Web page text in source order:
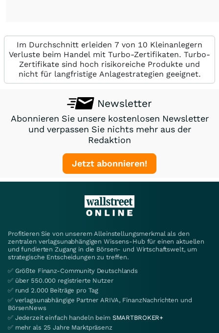
Im Durchschnitt erleiden 7 von 10 Kleinanlegern
Verluste beim Handel mit Turbo-Zertifikaten. Turbo-
Zertifikate sind hoch risikoreiche Produkte und
nicht für langfristige Anlagestrategien geeignet.
Newsletter
Abonnieren Sie unsere kostenlosen Newsletter
und verpassen Sie nichts mehr aus der
Redaktion
Jetzt abonnieren!
Profitieren Sie von unserem Alleinstellungsmerkmal als den
zentralen verlagsunabhängigen Wissens-Hub für einen aktuellen
und fundierten Zugang in die Börsen- und Wirtschaftswelt, um
strategische Entscheidungen zu treffen.
✅ Größte Finanz-Community Deutschlands
✅ über 550.000 registrierte Nutzer
✅ rund 2.000 Beiträge pro Tag
✅ verlagsunabhängige Partner ARIVA, FinanzNachrichten und
BörsenNews
✅ Jederzeit einfach handeln beim SMARTBROKER+
✅ mehr als 25 Jahre Marktpräsenz